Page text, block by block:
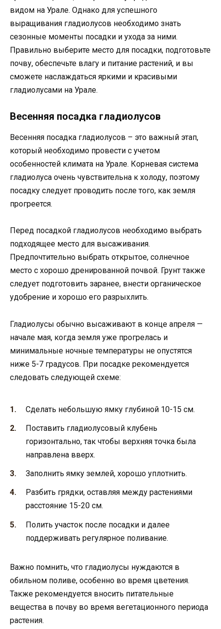
видом на Урале. Однако для успешного
выращивания гладиолусов необходимо знать
сезонные моменты посадки и ухода за ними.
Правильно выберите место для посадки, подготовьте
почву, обеспечьте влагу и питание растений, и вы
сможете наслаждаться яркими и красивыми
гладиолусами на Урале.
Весенняя посадка гладиолусов
Весенняя посадка гладиолусов – это важный этап,
который необходимо провести с учетом
особенностей климата на Урале. Корневая система
гладиолуса очень чувствительна к холоду, поэтому
посадку следует проводить после того, как земля
прогреется.
Перед посадкой гладиолусов необходимо выбрать
подходящее место для высаживания.
Предпочтительно выбрать открытое, солнечное
место с хорошо дренированной почвой. Грунт также
следует подготовить заранее, внести органическое
удобрение и хорошо его разрыхлить.
Гладиолусы обычно высаживают в конце апреля —
начале мая, когда земля уже прогрелась и
минимальные ночные температуры не опустятся
ниже 5-7 градусов. При посадке рекомендуется
следовать следующей схеме:
Сделать небольшую ямку глубиной 10-15 см.
Поставить гладиолусовый клубень
горизонтально, так чтобы верхняя точка была
направлена вверх.
Заполнить ямку землей, хорошо уплотнить.
Разбить грядки, оставляя между растениями
расстояние 15-20 см.
Полить участок после посадки и далее
поддерживать регулярное поливание.
Важно помнить, что гладиолусы нуждаются в
обильном поливе, особенно во время цветения.
Также рекомендуется вносить питательные
вещества в почву во время вегетационного периода
растения.